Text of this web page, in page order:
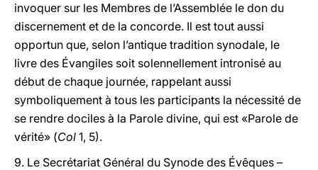
invoquer sur les Membres de l’Assemblée le don du
discernement et de la concorde. Il est tout aussi
opportun que, selon l’antique tradition synodale, le
livre des Évangiles soit solennellement intronisé au
début de chaque journée, rappelant aussi
symboliquement à tous les participants la nécessité de
se rendre dociles à la Parole divine, qui est «Parole de
vérité» (Col 1, 5).
9. Le Secrétariat Général du Synode des Évêques –